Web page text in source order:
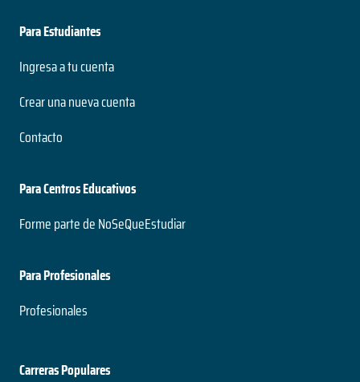
Para Estudiantes
Ingresa a tu cuenta
Crear una nueva cuenta
Contacto
Para Centros Educativos
Forme parte de NoSeQueEstudiar
Para Profesionales
Profesionales
Carreras Populares